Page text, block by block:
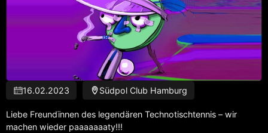
16.02.2023 Südpol Club Hamburg
Liebe Freundïnnen des legendären Technotischtennis – wir
machen wieder paaaaaaaty!!!